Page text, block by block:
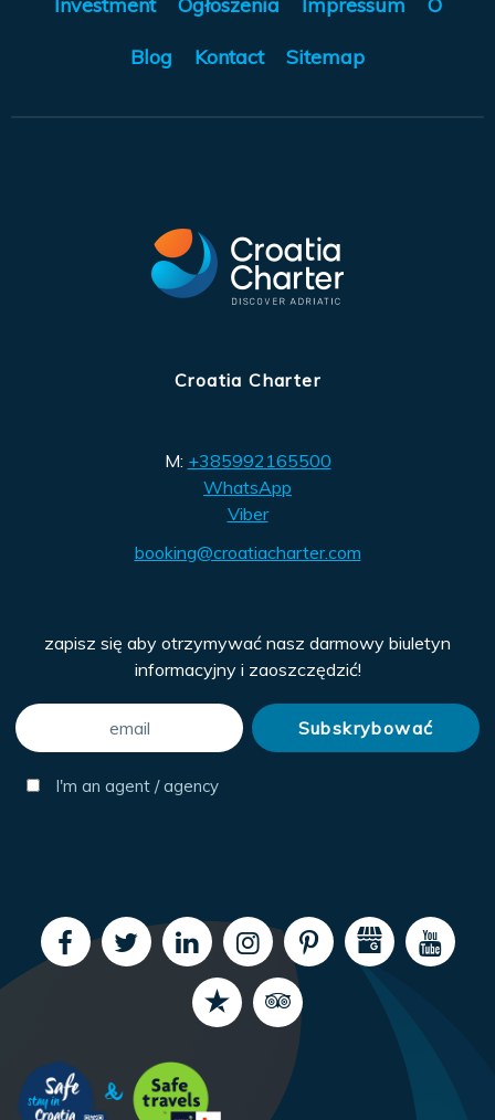
Investment Ogłoszenia Impressum O
Blog Kontact Sitemap
Croatia Charter
M: +385992165500
WhatsApp
Viber
booking@croatiacharter.com
zapisz się aby otrzymywać nasz darmowy biuletyn
informacyjny i zaoszczędzić!
I'm an agent / agency